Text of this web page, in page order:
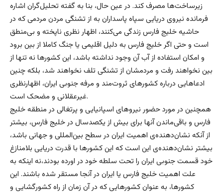
زیرساخت‌ها مصرف کند. در عین حال، بنا به گفته تحلیل‌گران اشاره
فرمانده نیروی دریایی سپاه پاسداران به از تشنگی مردن مردمی که در
حاشیه خلیج فارس زندگی می‌کنند، اظهار نظری ناپخته و بی‌منطق
است و حتی اگر خلیج فارس به دلیل اقلیمی یا جنگ کاملا از بین برود
و امکان استفاده از آب آن وجود نداشته باشد، این کشورها نه تنها از
بین نخواهند رفت و مردمشان از تشنگی تلف نخواهند شد، بلکه چنین
ادعاهایی درباره کشورهای ثروت‌مند و مرفه جنوبی ایران، اظهارنظری
غیرعقلانی و مضحک است.
همچنین در مورد حضور نیروهای اسپانیایی و پرتغالی در منطقه خلیج
فارس و باقی‌ماندن آنها برای بیش از یکصدسال در خلیج فارس، بیشتر
از آنکه نشان‌دهنده‌ی اهمیت ایران در سطح بین‌المللی و جهانی باشد،
بیشتر نشان‌دهنده‌ی این است که این کشورها با قدرت دریایی بلامنازغ
خود قسمت جنوبی ایران را تحت سلطه خود در اورده بودند،‌نه اینکه به
علت اهمیت خلیج فارس یا ایران در آنجا مستقر شده باشند. این
کشورها، به عنوان کشورهایی که در آن زمان از راه کشورگشایی و